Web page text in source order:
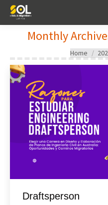
Monthly
You are
Home
Draftsperson